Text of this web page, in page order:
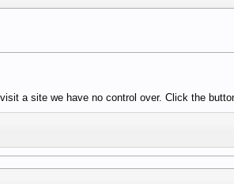
a site we have no control over. Click the